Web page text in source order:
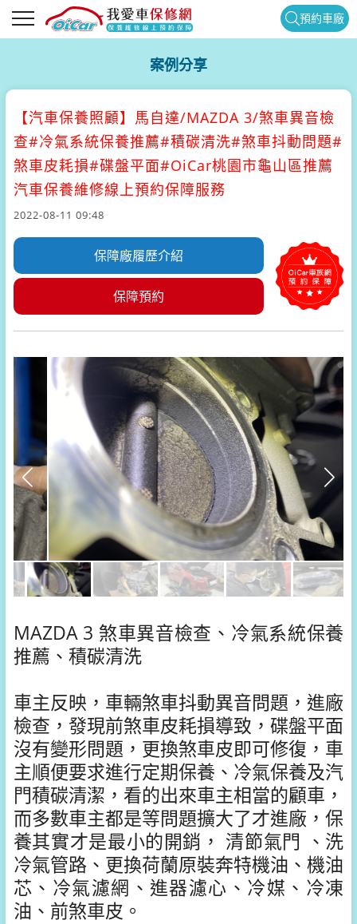
預約車廠
案例分享
【汽車保養照顧】 馬自達/MAZDA 3/煞車異音檢
查#冷氣系統保養推薦#積碳清洗#煞車抖動問題#
煞車皮耗損#碟盤平面#OiCar桃園市龜山區推薦
汽車保養維修線上預約保障服務
2022-08-11 09:48
保障廠履歷介紹
保障預約
MAZDA 3 煞車異音檢查、冷氣系統保養
推薦、積碳清洗
車主反映，車輛煞車抖動異音問題，進廠
檢查，發現前煞車皮耗損導致，碟盤平面
沒有變形問題，更換煞車皮即可修復，車
主順便要求進行定期保養、冷氣保養及汽
門積碳清潔，看的出來車主相當的顧車，
而多數車主都是等問題擴大了才進廠，保
養其實才是最小的開銷， 清節氣門 、洗
冷氣管路、更換荷蘭原裝奔特機油、機油
芯、冷氣濾網、進器濾心、冷媒、冷凍
油、前煞車皮。